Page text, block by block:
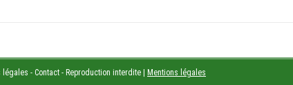
- Contact - Reproduction interdite Mentions légales